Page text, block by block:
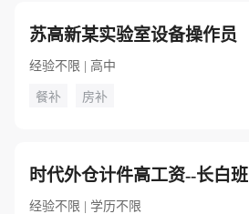
苏高新某实验室设备操作员
经验不限 | 高中
餐补 房补
时代外仓计件高工资--长白班
经验不限 | 学历不限